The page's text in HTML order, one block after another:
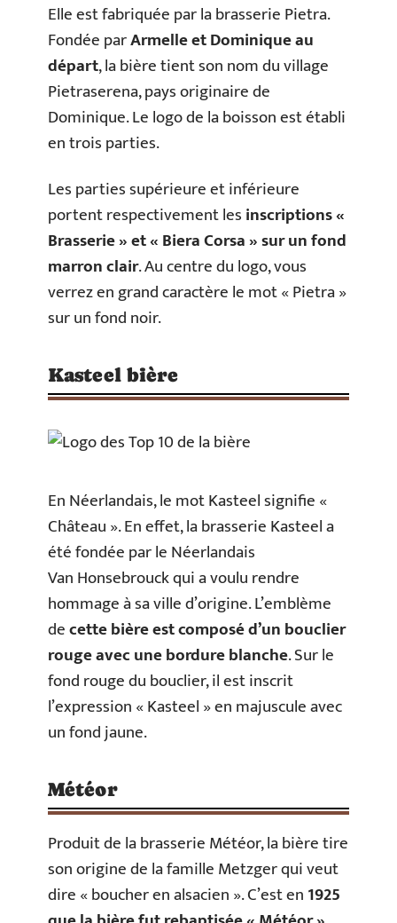
Elle est fabriquée par la brasserie Pietra.
Fondée parArmelle et Dominique au
départ, la bière tient son nom du village
Pietraserena, pays originaire de
Dominique. Le logo de la boisson est établi
en trois parties.
Les parties supérieure et inférieure
portent respectivement lesinscriptions «
Brasserie » et « Biera Corsa » sur un fond
marron clair. Au centre du logo, vous
verrez en grand caractère le mot « Pietra »
sur un fond noir.
Kasteel bière
En Néerlandais, le mot Kasteel signifie «
Château ». En effet, la brasserie Kasteel a
été fondée par le Néerlandais
Van Honsebrouck qui a voulu rendre
hommage à sa ville d’origine. L’emblème
decette bière est composé d’un bouclier
rouge avec une bordure blanche. Sur le
fond rouge du bouclier, il est inscrit
l’expression « Kasteel » en majuscule avec
un fond jaune.
Météor
Produit de la brasserie Météor, la bière tire
son origine de la famille Metzger qui veut
dire « boucher en alsacien ». C’est en1925